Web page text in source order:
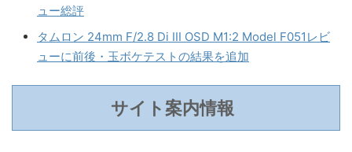
ュー総評
タムロン 24mm F/2.8 Di III OSD M1:2 Model F051レビ
ューに前後・玉ボケテストの結果を追加
サイト案内情報